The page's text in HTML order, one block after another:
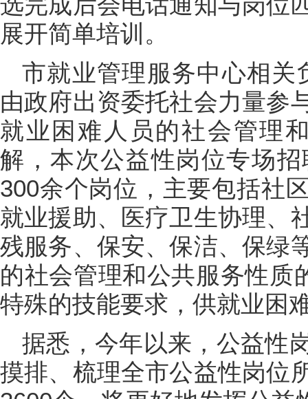
展开简单培训。
市就业管理服务中心相关
由政府出资委托社会力量参
就业困难人员的社会管理
解，本次公益性岗位专场
300余个岗位，主要包括社
就业援助、医疗卫生协理、
残服务、保安、保洁、保绿
的社会管理和公共服务性质
特殊的技能要求，供就业困
据悉，今年以来，公益性
摸排、梳理全市公益性岗位